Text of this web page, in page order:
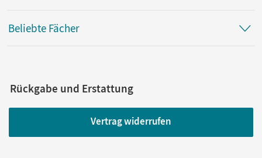
Beliebte Fächer
Rückgabe und Erstattung
Vertrag widerrufen